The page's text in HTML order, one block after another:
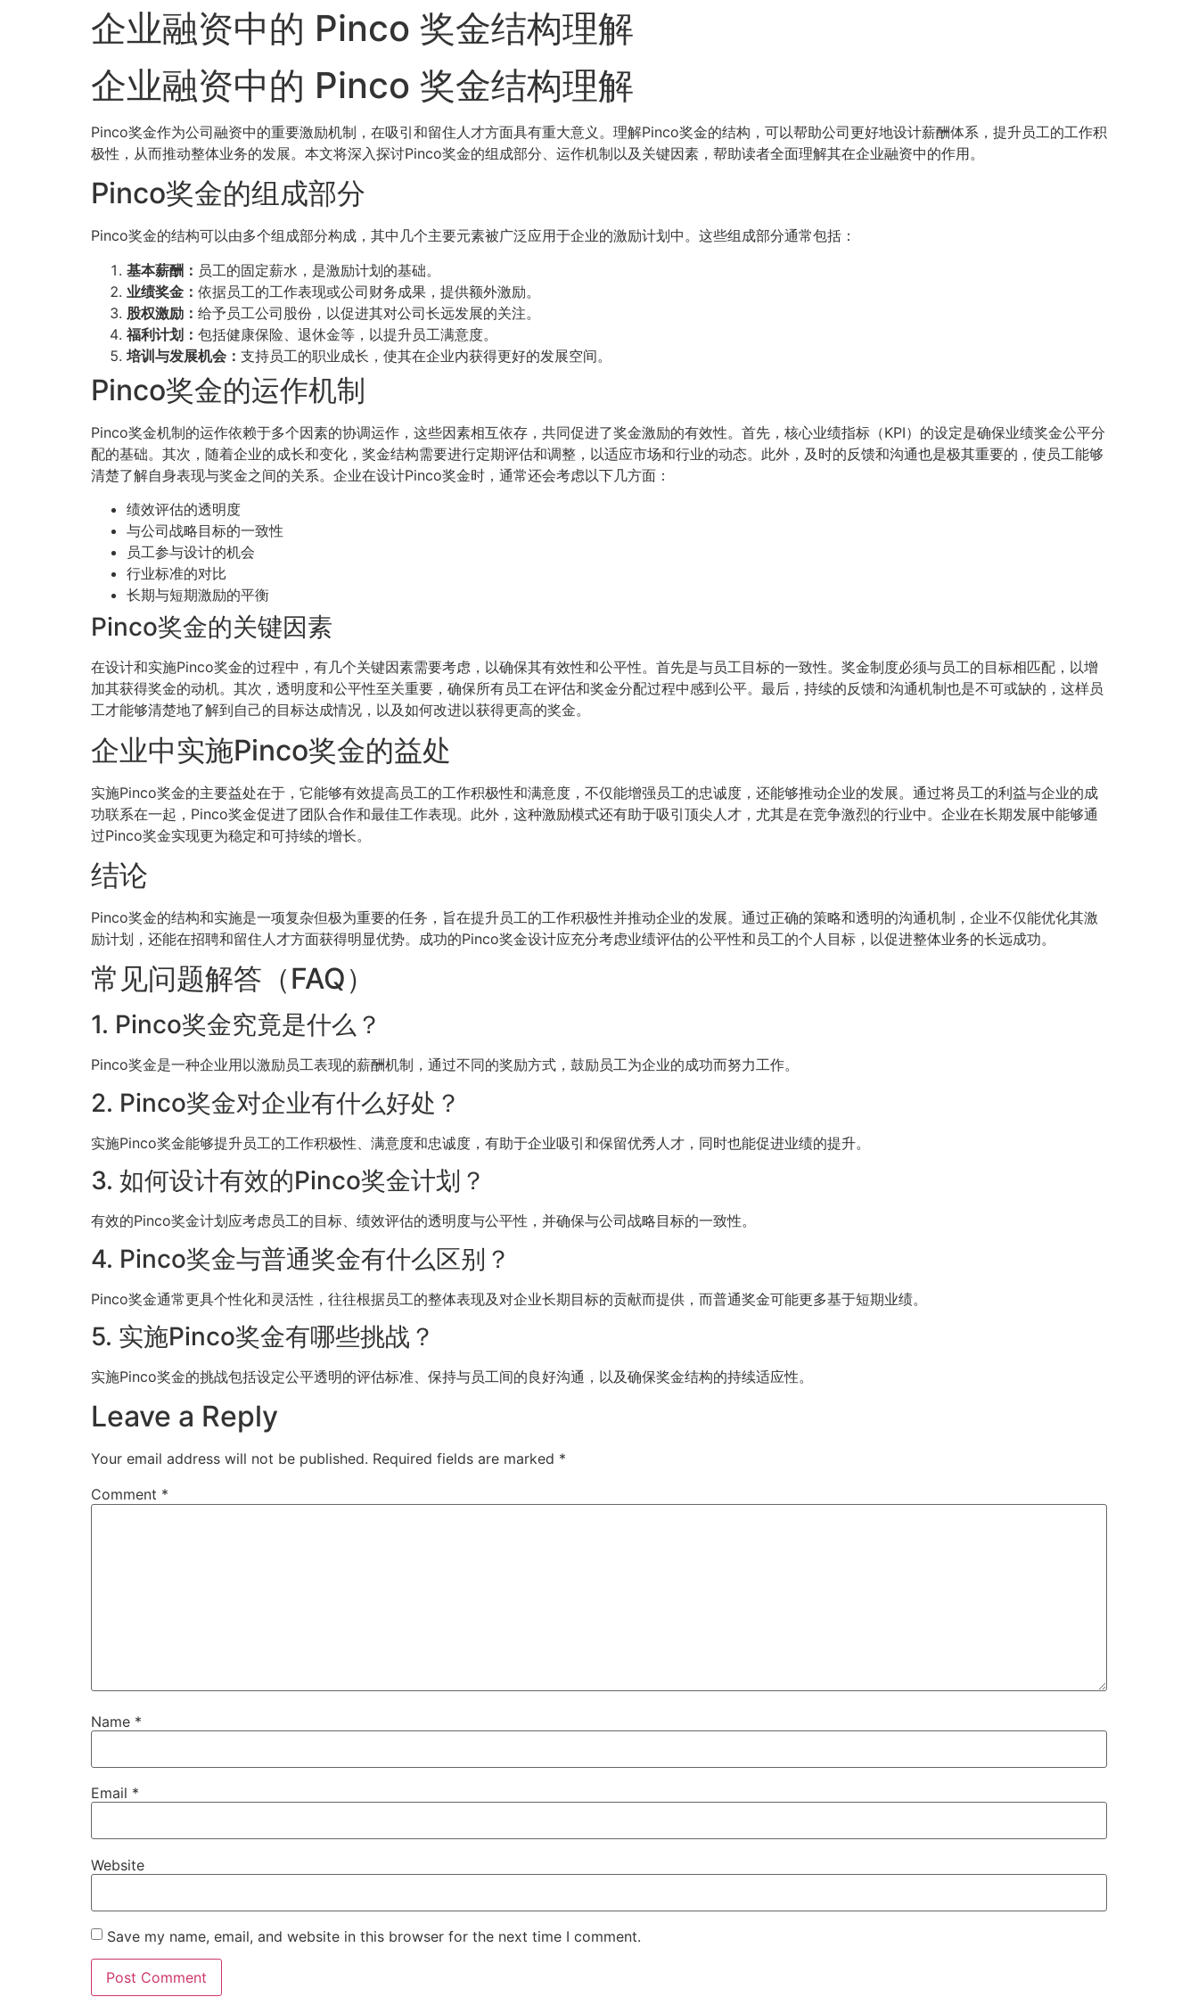
企业融资中的 Pinco 奖金结构理解
企业融资中的 Pinco 奖金结构理解
Pinco奖金作为公司融资中的重要激励机制，在吸引和留住人才方面具有重大意义。理解Pinco奖金的结构，可以帮助公司更好地设计薪酬体系，提升员工的工作积
极性，从而推动整体业务的发展。本文将深入探讨Pinco奖金的组成部分、运作机制以及关键因素，帮助读者全面理解其在企业融资中的作用。
Pinco奖金的组成部分
Pinco奖金的结构可以由多个组成部分构成，其中几个主要元素被广泛应用于企业的激励计划中。这些组成部分通常包括：
基本薪酬： 员工的固定薪水，是激励计划的基础。
业绩奖金： 依据员工的工作表现或公司财务成果，提供额外激励。
股权激励： 给予员工公司股份，以促进其对公司长远发展的关注。
福利计划： 包括健康保险、退休金等，以提升员工满意度。
培训与发展机会： 支持员工的职业成长，使其在企业内获得更好的发展空间。
Pinco奖金的运作机制
Pinco奖金机制的运作依赖于多个因素的协调运作，这些因素相互依存，共同促进了奖金激励的有效性。首先，核心业绩指标（KPI）的设定是确保业绩奖金公平分
配的基础。其次，随着企业的成长和变化，奖金结构需要进行定期评估和调整，以适应市场和行业的动态。此外，及时的反馈和沟通也是极其重要的，使员工能够
清楚了解自身表现与奖金之间的关系。企业在设计Pinco奖金时，通常还会考虑以下几方面：
绩效评估的透明度
与公司战略目标的一致性
员工参与设计的机会
行业标准的对比
长期与短期激励的平衡
Pinco奖金的关键因素
在设计和实施Pinco奖金的过程中，有几个关键因素需要考虑，以确保其有效性和公平性。首先是与员工目标的一致性。奖金制度必须与员工的目标相匹配，以增
加其获得奖金的动机。其次，透明度和公平性至关重要，确保所有员工在评估和奖金分配过程中感到公平。最后，持续的反馈和沟通机制也是不可或缺的，这样员
工才能够清楚地了解到自己的目标达成情况，以及如何改进以获得更高的奖金。
企业中实施Pinco奖金的益处
实施Pinco奖金的主要益处在于，它能够有效提高员工的工作积极性和满意度，不仅能增强员工的忠诚度，还能够推动企业的发展。通过将员工的利益与企业的成
功联系在一起，Pinco奖金促进了团队合作和最佳工作表现。此外，这种激励模式还有助于吸引顶尖人才，尤其是在竞争激烈的行业中。企业在长期发展中能够通
过Pinco奖金实现更为稳定和可持续的增长。
结论
Pinco奖金的结构和实施是一项复杂但极为重要的任务，旨在提升员工的工作积极性并推动企业的发展。通过正确的策略和透明的沟通机制，企业不仅能优化其激
励计划，还能在招聘和留住人才方面获得明显优势。成功的Pinco奖金设计应充分考虑业绩评估的公平性和员工的个人目标，以促进整体业务的长远成功。
常见问题解答（FAQ）
1. Pinco奖金究竟是什么？
Pinco奖金是一种企业用以激励员工表现的薪酬机制，通过不同的奖励方式，鼓励员工为企业的成功而努力工作。
2. Pinco奖金对企业有什么好处？
实施Pinco奖金能够提升员工的工作积极性、满意度和忠诚度，有助于企业吸引和保留优秀人才，同时也能促进业绩的提升。
3. 如何设计有效的Pinco奖金计划？
有效的Pinco奖金计划应考虑员工的目标、绩效评估的透明度与公平性，并确保与公司战略目标的一致性。
4. Pinco奖金与普通奖金有什么区别？
Pinco奖金通常更具个性化和灵活性，往往根据员工的整体表现及对企业长期目标的贡献而提供，而普通奖金可能更多基于短期业绩。
5. 实施Pinco奖金有哪些挑战？
实施Pinco奖金的挑战包括设定公平透明的评估标准、保持与员工间的良好沟通，以及确保奖金结构的持续适应性。
Leave a Reply
Your email address will not be published. Required fields are marked *
Comment *
Name *
Email *
Website
Save my name, email, and website in this browser for the next time I comment.